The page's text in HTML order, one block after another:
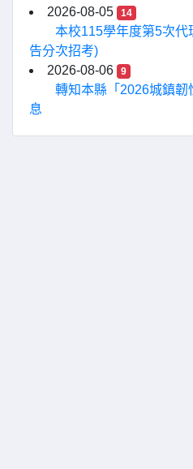
2026-08-05
14
本校115學年度第5次
告分次招考)
2026-08-06
9
轉知本縣「2026城鎮
息